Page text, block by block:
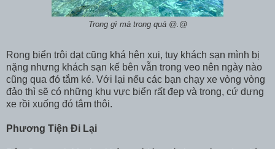
Trong gì mà trong quá @.@
Rong biển trôi dạt cũng khá hên xui, tuy khách sạn mình bị
nặng nhưng khách sạn kế bên vẫn trong veo nên ngày nào
cũng qua đó tắm ké. Với lại nếu các bạn chạy xe vòng vòng
đảo thì sẽ có những khu vực biển rất đẹp và trong, cứ dựng
xe rồi xuống đó tắm thôi.
Phương Tiện Đi Lại